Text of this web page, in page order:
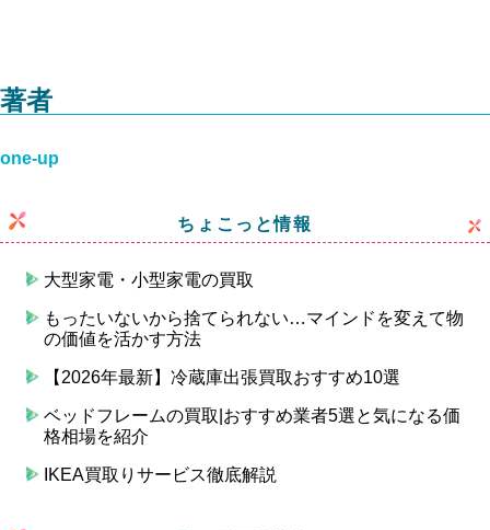
著者
one-up
ちょこっと情報
大型家電・小型家電の買取
もったいないから捨てられない…マインドを変えて物
の価値を活かす方法
【2026年最新】冷蔵庫出張買取おすすめ10選
ベッドフレームの買取|おすすめ業者5選と気になる価
格相場を紹介
IKEA買取りサービス徹底解説